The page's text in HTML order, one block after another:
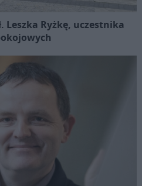
Leszka Ryżkę, uczestnika